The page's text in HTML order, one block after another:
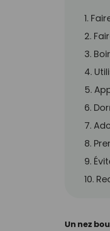
1.
2.
3.
4.
5.
6.
7.
8.
9.
10.
Un nez